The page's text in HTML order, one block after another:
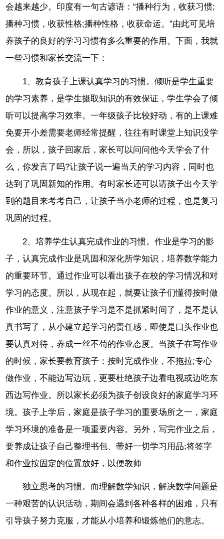
会越来越少。印度有一句古谚语：“播种行为，收获习惯;
播种习惯，收获性格;播种性格，收获命运。”由此可见培
养孩子的良好的学习习惯有多么重要的作用。下面，我就
一些习惯和家长交流一下：
1、教育孩子上课认真学习的习惯。倾听是学生重要
的学习素养，是学生摄取知识的有效保证，学生学会了倾
听可以提高学习效率。一年级孩子比较好动，有的上课难
免要开小差需要老师经常提醒，往往有时课堂上知识没学
会，所以，孩子回家后，家长可以问问他今天学会了什
么，你发言了吗?让孩子说一遍当天的学习内容，同时也
达到了巩固新知的作用。有时家长还可以请孩子出今天学
到的题目来考考自己，让孩子当小老师的过程，也是复习
巩固的过程。
2、培养学生认真完成作业的习惯。作业是学习的影
子，认真完成作业是巩固和深化所学知识，培养数学能力
的重要环节。通过作业可以看出孩子在校的学习情况和对
学习的态度。所以，从现在起，就要让孩子们懂得按时做
作业的意义，注意孩子学习是不是抓紧时间了，是不是认
真书写了，从小建立起学习的责任感，即使是口头作业也
要认真对待，养成一丝不苟的作业态度。当孩子在写作业
的时候，家长要教育孩子：按时完成作业，不拖拉;专心
做作业，不能边写边玩，更要杜绝孩子边看电视或边吃东
西边写作业。所以家长必须为孩子创设良好的家庭学习环
境。孩子上学后，家庭是孩子学习的重要场所之一，家庭
学习环境的准备是一项重要内容。另外，写完作业之后，
要养成让孩子自己整理书包、带好一切学习用品;将签字
和作业按固定的位置放好，以便教师
独立思考的习惯。而理解数学知识，解决数学问题是
一种艰苦的认识活动，期间会遇到各种各样的困难，只有
引导孩子努力克服，才能从小培养和锻炼他们的意志。